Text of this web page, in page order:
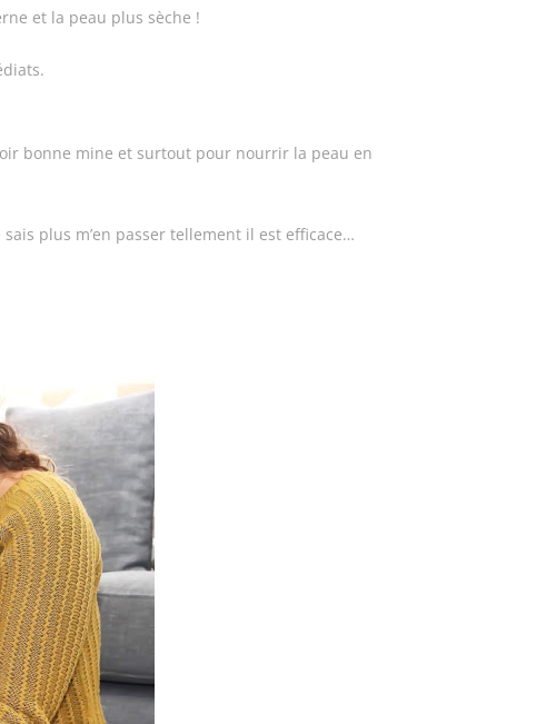
et la peau plus sèche !
bonne mine et surtout pour nourrir la peau en
plus m’en passer tellement il est efficace…